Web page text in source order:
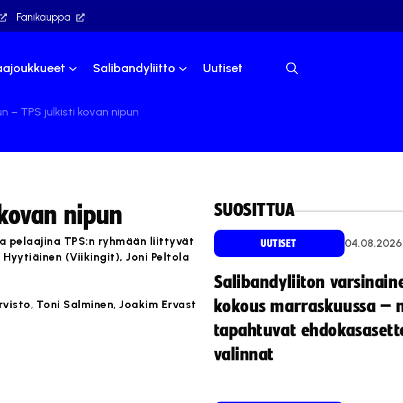
Fanikauppa
Salibandyliitto Uutiset
– TPS julkisti kovan nipun
nipun
pelaajina TPS:n ryhmään liittyvät
Hyytiäinen (Viikingit), Joni Peltola
, Toni Salminen,Joakim Ervast
SUOSITTUA
UUTISET 04.08.2026
Salibandyliiton
kokous marraskuussa –
tapahtuvat
valinnat